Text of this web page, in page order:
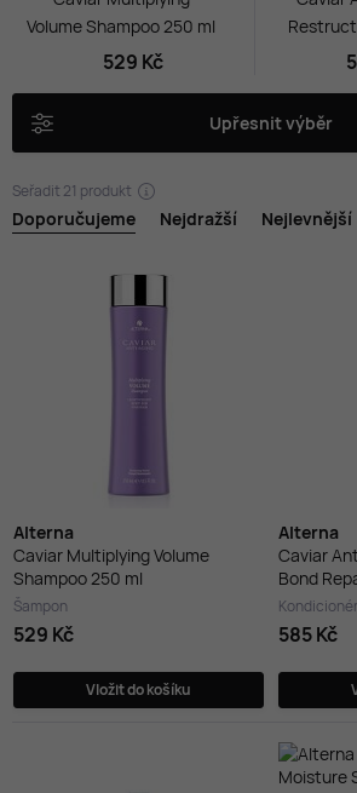
Volume Shampoo 250 ml
529 Kč
Repair
Upřesnit výběr
Seřadit 21 produkt
Doporučujeme Nejdražší Nejlevnější
Alterna
Caviar Multiplying Volume
Shampoo 250 ml
Šampon
529 Kč
Vložit do košíku
Alterna
Caviar
Bond
Kondicionér
585 Kč